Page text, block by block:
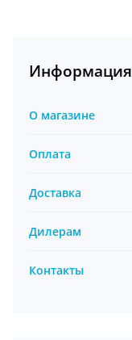
Информация
О магазине
Оплата
Доставка
Дилерам
Контакты